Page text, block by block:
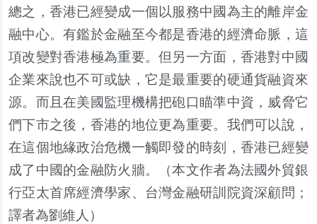
總之，香港已經變成一個以服務中國為主的離岸金
融中心。有鑑於金融至今都是香港的經濟命脈，這
項改變對香港極為重要。但另一方面，香港對中國
企業來說也不可或缺，它是最重要的硬通貨融資來
源。而且在美國監理機構把砲口瞄準中資，威脅它
們下市之後，香港的地位更為重要。我們可以說，
在這個地緣政治危機一觸即發的時刻，香港已經變
成了中國的金融防火牆。（本文作者為法國外貿銀
行亞太首席經濟學家、台灣金融研訓院資深顧問；
譯者為劉維人 ）